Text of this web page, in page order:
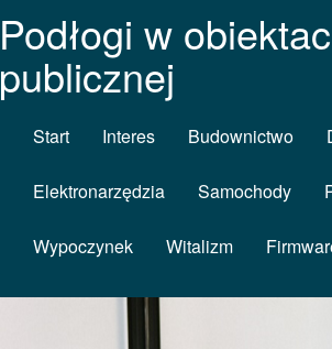
Podłogi w
publicznej
Start Interes Budownictwo
Elektronarzędzia Samochody
Wypoczynek Witalizm